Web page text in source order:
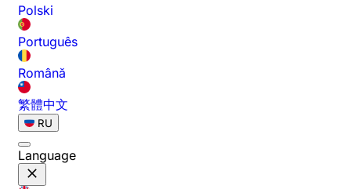
Polski
Português
Română
繁體中文
RU
Language